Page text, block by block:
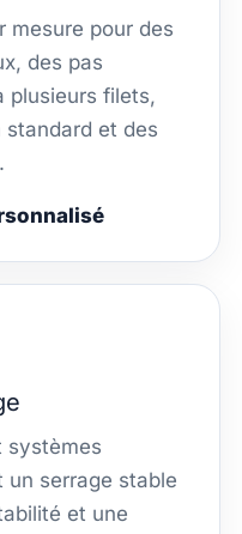
mesure pour des
des pas
plusieurs filets,
et des
systèmes
serrage stable
et une